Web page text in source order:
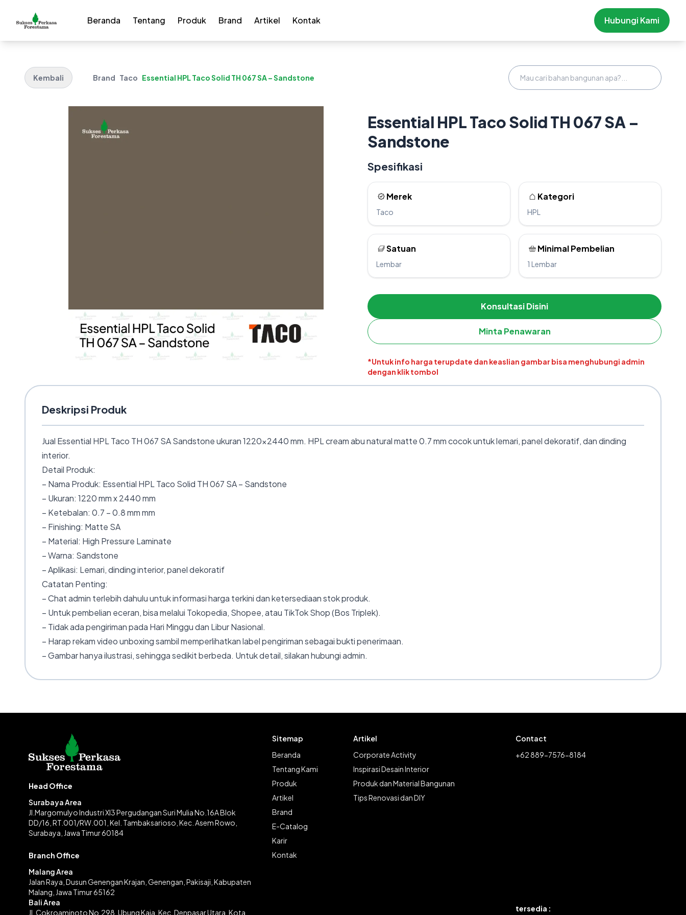
Beranda Tentang Produk Brand Artikel Kontak Hubungi Kami
Kembali Brand Taco Essential HPL Taco Solid TH 067 SA – Sandstone
Essential HPL Taco Solid TH 067 SA –
Sandstone
Spesifikasi
Merek
Taco
Kategori
HPL
Satuan
Lembar
Minimal Pembelian
1 Lembar
Konsultasi Disini
Minta Penawaran
*Untuk info harga terupdate dan keaslian gambar bisa menghubungi admin
dengan klik tombol
Deskripsi Produk
Jual Essential HPL Taco TH 067 SA Sandstone ukuran 1220×2440 mm. HPL cream abu natural matte 0.7 mm cocok untuk lemari, panel dekoratif, dan dinding
interior.
Detail Produk:
– Nama Produk: Essential HPL Taco Solid TH 067 SA – Sandstone
– Ukuran: 1220 mm x 2440 mm
– Ketebalan: 0.7 – 0.8 mm mm
– Finishing: Matte SA
– Material: High Pressure Laminate
– Warna: Sandstone
– Aplikasi: Lemari, dinding interior, panel dekoratif
Catatan Penting:
– Chat admin terlebih dahulu untuk informasi harga terkini dan ketersediaan stok produk.
– Untuk pembelian eceran, bisa melalui Tokopedia, Shopee, atau TikTok Shop (Bos Triplek).
– Tidak ada pengiriman pada Hari Minggu dan Libur Nasional.
– Harap rekam video unboxing sambil memperlihatkan label pengiriman sebagai bukti penerimaan.
– Gambar hanya ilustrasi, sehingga sedikit berbeda. Untuk detail, silakan hubungi admin.
Head Office
Surabaya Area
Jl.Margomulyo Industri XI3 Pergudangan Suri Mulia No.16A Blok
DD/16, RT.001/RW.001, Kel. Tambaksarioso, Kec. Asem Rowo,
Surabaya, Jawa Timur 60184
Branch Office
Malang Area
Jalan Raya, Dusun Genengan Krajan, Genengan, Pakisaji, Kabupaten
Malang, Jawa Timur 65162
Bali Area
Jl. Cokroaminoto No.298, Ubung Kaja, Kec. Denpasar Utara, Kota
Sitemap
Beranda
Tentang Kami
Produk
Artikel
Brand
E-Catalog
Karir
Kontak
Artikel
Corporate Activity
Inspirasi Desain Interior
Produk dan Material Bangunan
Tips Renovasi dan DIY
Contact
+62 889-7576-8184
tersedia :